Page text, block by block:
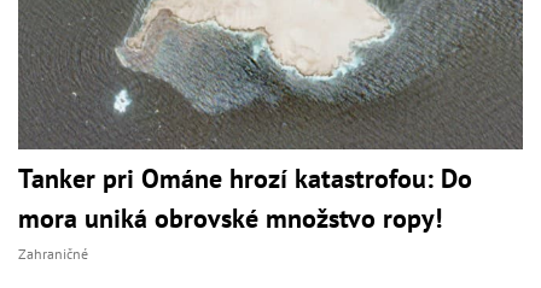
Tanker pri Ománe hrozí katastrofou: Do
mora uniká obrovské množstvo ropy!
Zahraničné